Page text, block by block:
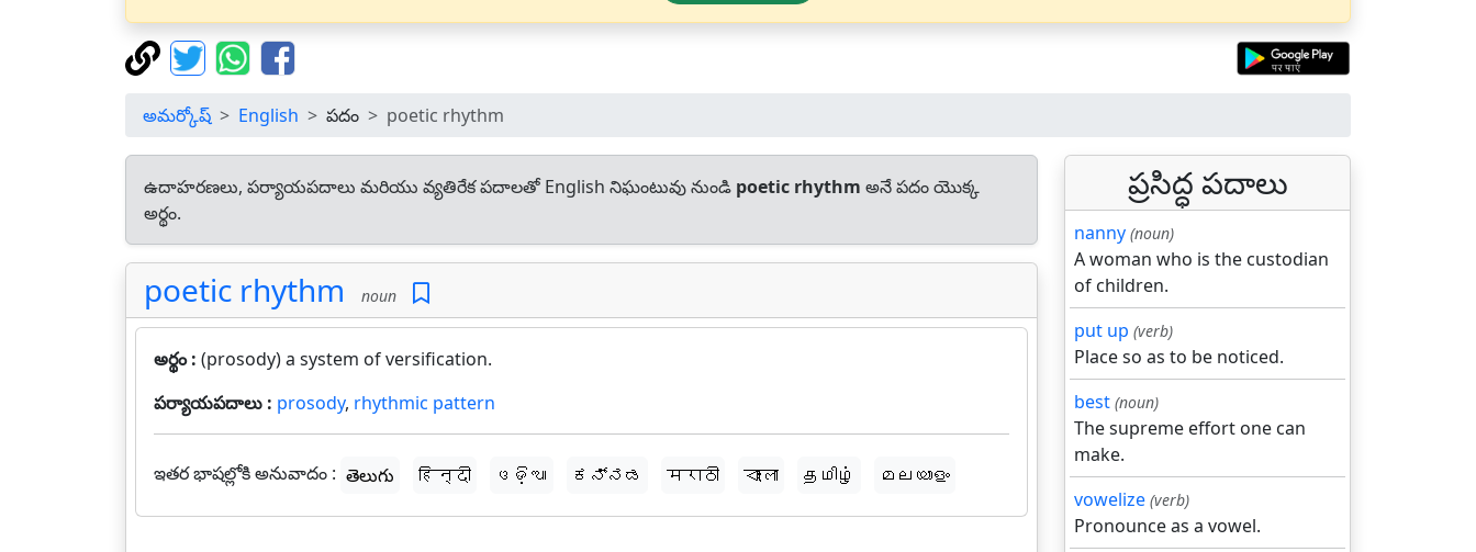
అమర్కోష్ English పదం poetic rhythm
ఉదాహరణలు, పర్యాయపదాలు మరియు వ్యతిరేక పదాలతో English నిఘంటువు నుండి poetic rhythm అనే పదం యొక్క
అర్థం.
poetic rhythm noun
అర్థం : (prosody) a system of versification.
పర్యాయపదాలు : prosody, rhythmic pattern
ఇతర భాషల్లోకి అనువాదం : తెలుగు हिन्दी ଓଡ଼ିଆ ಕನ್ನಡ मराठी বাংলা தமிழ் മലയാളം
ప్రసిద్ధ పదాలు
nanny (noun)
A woman who is the custodian
of children.
put up (verb)
Place so as to be noticed.
best (noun)
The supreme effort one can
make.
vowelize (verb)
Pronounce as a vowel.